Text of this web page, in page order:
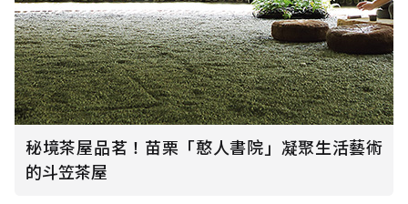
秘境茶屋品茗！苗栗「憨人書院」凝聚生活藝術
的斗笠茶屋